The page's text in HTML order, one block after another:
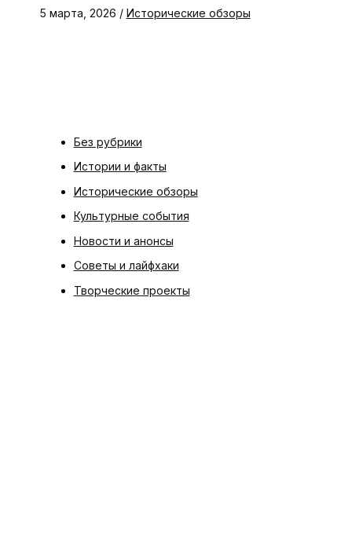
5 марта, 2026 / Исторические обзоры
Без рубрики
Истории и факты
Исторические обзоры
Культурные события
Новости и анонсы
Советы и лайфхаки
Творческие проекты